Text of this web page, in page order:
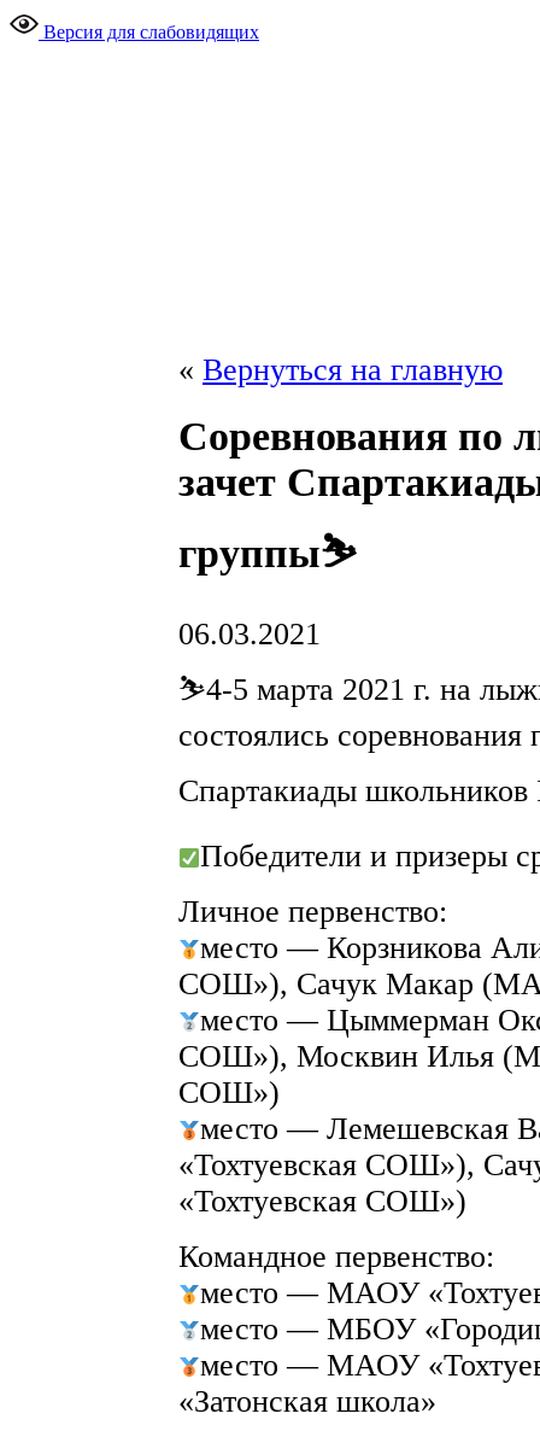
Версия для слабовидящих
« Вернуться на главную
Соревнования по
зачет
группы⛷
06.03.2021
⛷4-5 марта 2021 г. на
состоялись
Спартакиады
Победители и призеры
Личное первенство:
место — Корзникова
СОШ»), Сачук Макар
место — Цыммерман
СОШ»), Москвин Илья
СОШ»)
место — Лемешевская
«Тохтуевская СОШ»),
«Тохтуевская СОШ»)
Командное первенство:
место — МАОУ
место — МБОУ
место — МАОУ
«Затонская школа»